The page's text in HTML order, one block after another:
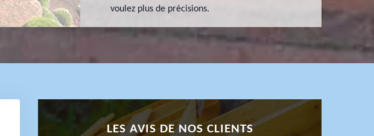
voulez plus de précisions.
LES AVIS DE NOS CLIENTS